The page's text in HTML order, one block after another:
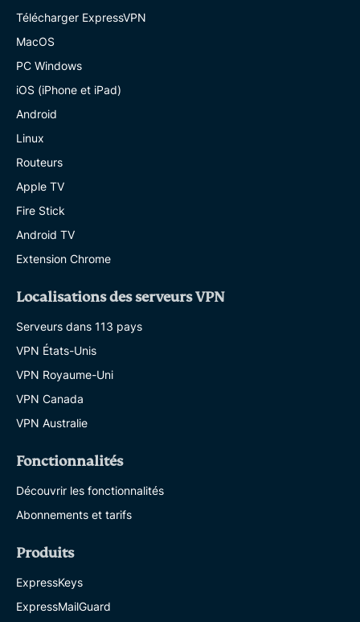
Télécharger ExpressVPN
MacOS
PC Windows
iOS (iPhone et iPad)
Android
Linux
Routeurs
Apple TV
Fire Stick
Android TV
Extension Chrome
Localisations des serveurs VPN
Serveurs dans 113 pays
VPN États-Unis
VPN Royaume-Uni
VPN Canada
VPN Australie
Fonctionnalités
Découvrir les fonctionnalités
Abonnements et tarifs
Produits
ExpressKeys
ExpressMailGuard